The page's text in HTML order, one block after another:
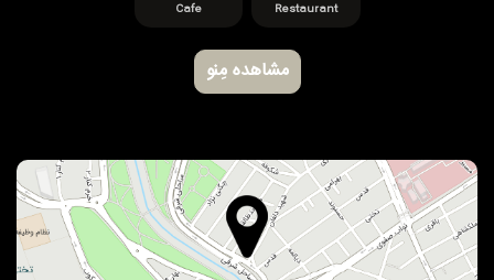
Restaurant
Cafe
مشاهده مِنو